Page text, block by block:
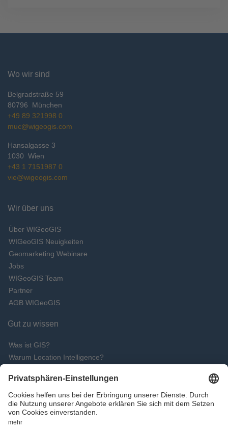
Wo wir sind
Belgradstraße 59
80796
München
+49 89 321998 0
muc@wigeogis.com
Hansalgasse 3
1030 Wien
+43 1 7151987 0
vie@wigeogis.com
Wir über uns
Über WIGeoGIS
WIGeoGIS Neuigkeiten
Geomarketing Webinare
Jobs
WIGeoGIS Team
Partner
AGB WIGeoGIS
Gut zu wissen
Was ist GIS?
Warum Location Intelligence?
Was spricht für QGIS?
Live Demo vereinbaren
WIGeoGIS